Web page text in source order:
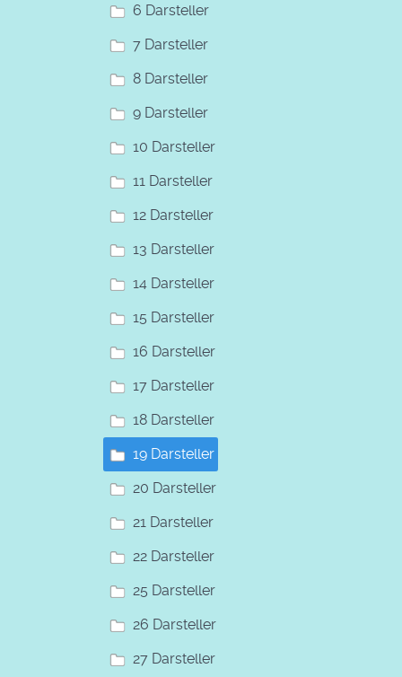
6 Darsteller
7 Darsteller
8 Darsteller
9 Darsteller
10 Darsteller
11 Darsteller
12 Darsteller
13 Darsteller
14 Darsteller
15 Darsteller
16 Darsteller
17 Darsteller
18 Darsteller
19 Darsteller
20 Darsteller
21 Darsteller
22 Darsteller
25 Darsteller
26 Darsteller
27 Darsteller